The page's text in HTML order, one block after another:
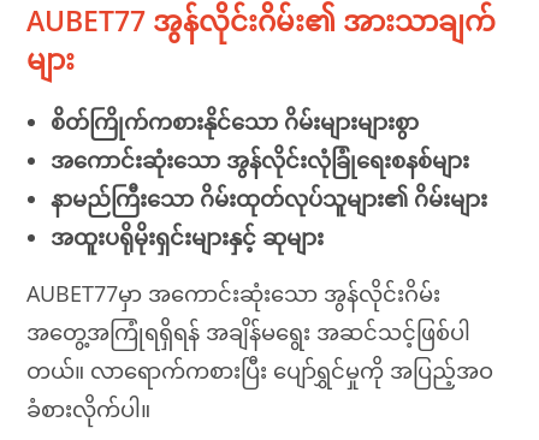
AUBET77 အွန်လိုင်းဂိမ်း၏ အားသာချက်
များ
စိတ်ကြိုက်ကစားနိုင်သော ဂိမ်းများများစွာ
အကောင်းဆုံးသော အွန်လိုင်းလုံခြုံရေးစနစ်များ
နာမည်ကြီးသော ဂိမ်းထုတ်လုပ်သူများ၏ ဂိမ်းများ
အထူးပရိုမိုးရှင်းများနှင့် ဆုများ
AUBET77မှာ အကောင်းဆုံးသော အွန်လိုင်းဂိမ်း
အတွေ့အကြုံရရှိရန် အချိန်မရွေး အဆင်သင့်ဖြစ်ပါ
တယ်။ လာရောက်ကစားပြီး ပျော်ရွှင်မှုကို အပြည့်အဝ
ခံစားလိုက်ပါ။